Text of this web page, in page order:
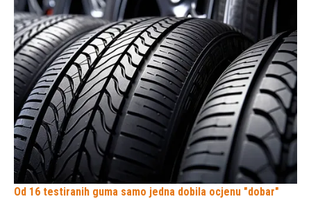
Od 16 testiranih guma samo jedna dobila ocjenu "dobar"